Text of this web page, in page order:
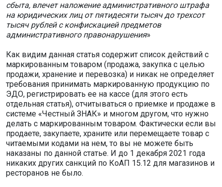
сбыта, влечет наложение административного штрафа
на юридических лиц от пятидесяти тысяч до трехсот
тысяч рублей с конфискацией предметов
административного правонарушения»
Как видим данная статья содержит список действий с
маркированным товаром (продажа, закупка с целью
продажи, хранение и перевозка) и никак не определяет
требования принимать маркированную продукцию по
ЭДО, регистрировать ее на кассе (для этого есть
отдельная статья), отчитываться о приемке и продаже в
системе «Честный ЗНАК» и многом другом, что нужно
делать с маркированным товаром. Фактически если вы
продаете, закупаете, храните или перемещаете товар с
читаемыми кодами на нем, то вы не можете быть
наказаны по данной статье. И до 1 декабря 2021 года
никаких других санкций по КоАП 15.12 для магазинов и
ресторанов не было.